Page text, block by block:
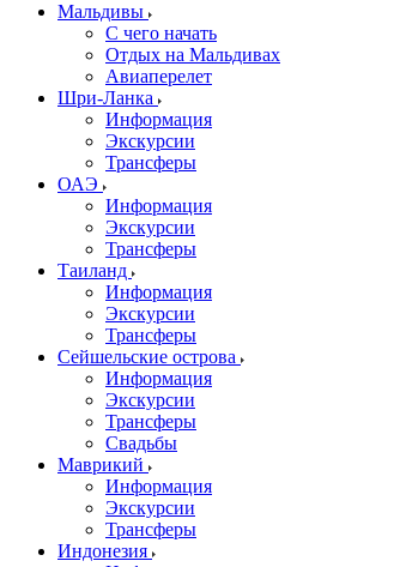
Мальдивы
С чего начать
Отдых на Мальдивах
Авиаперелет
Шри-Ланка
Информация
Экскурсии
Трансферы
ОАЭ
Информация
Экскурсии
Трансферы
Таиланд
Информация
Экскурсии
Трансферы
Сейшельские острова
Информация
Экскурсии
Трансферы
Свадьбы
Маврикий
Информация
Экскурсии
Трансферы
Индонезия